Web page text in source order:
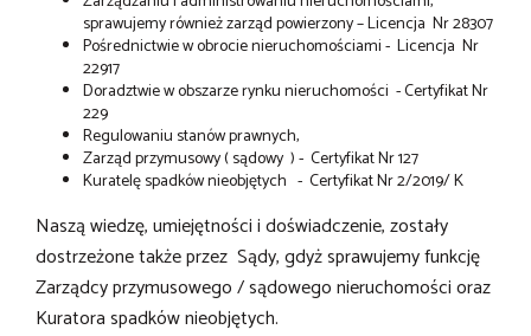
sprawujemy również zarząd powierzony – Licencja Nr 28307
Pośrednictwie w obrocie nieruchomościami - Licencja Nr
22917
Doradztwie w obszarze rynku nieruchomości - Certyfikat Nr
229
Regulowaniu stanów prawnych,
Zarząd przymusowy ( sądowy ) - Certyfikat Nr 127
Kuratelę spadków nieobjętych - Certyfikat Nr 2/2019/ K
Naszą wiedzę, umiejętności i doświadczenie, zostały
dostrzeżone także przez Sądy, gdyż sprawujemy funkcję
Zarządcy przymusowego / sądowego nieruchomości oraz
Kuratora spadków nieobjętych.